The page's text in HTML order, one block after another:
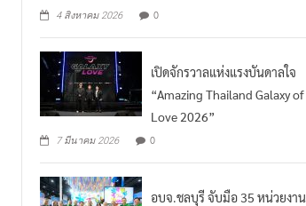
4 สิงหาคม 2026 0
เปิดจักรวาลแห่งแรงบันดาลใจ
“Amazing Thailand Galaxy of
Love 2026”
7 มีนาคม 2026 0
อบจ.ชลบุรี จับมือ 35 หน่วยงาน